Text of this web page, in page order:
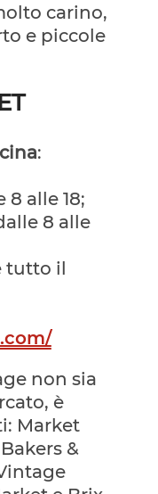
carino,
e piccole
:
8 alle 18;
8 alle
tutto il
non sia
è
Market
&